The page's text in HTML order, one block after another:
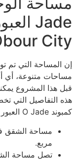
City
مساحات متنوعة، أي
قبل هذا المشروع
هذه التفاصيل التي
كمبوند O Jade العبور ما يلي:
مربع.
تصل مساحة الشقق إلى